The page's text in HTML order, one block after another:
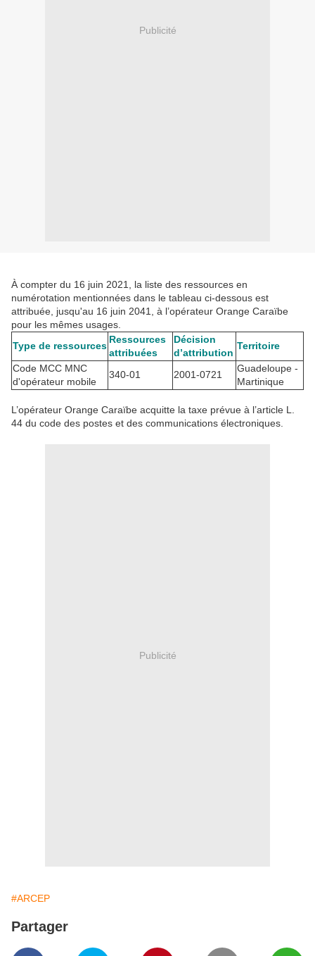
Publicité
À compter du 16 juin 2021, la liste des ressources en
numérotation mentionnées dans le tableau ci-dessous est
attribuée, jusqu'au 16 juin 2041, à l’opérateur Orange Caraïbe
pour les mêmes usages.
Type de ressources
Ressources
attribuées
Décision
d’attribution
Territoire
Code MCC MNC
d'opérateur mobile
340-01 2001-0721
Guadeloupe -
Martinique
L’opérateur Orange Caraïbe acquitte la taxe prévue à l’article L.
44 du code des postes et des communications électroniques.
Publicité
#ARCEP
Partager